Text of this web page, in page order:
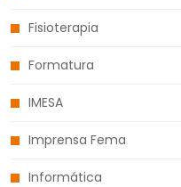
Fisioterapia
Formatura
IMESA
Imprensa Fema
Informática